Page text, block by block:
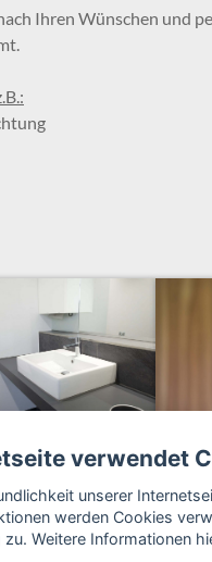
Ihren Wünschen und
verwendet
unserer
werden Cookies
zu. Weitere Informationen